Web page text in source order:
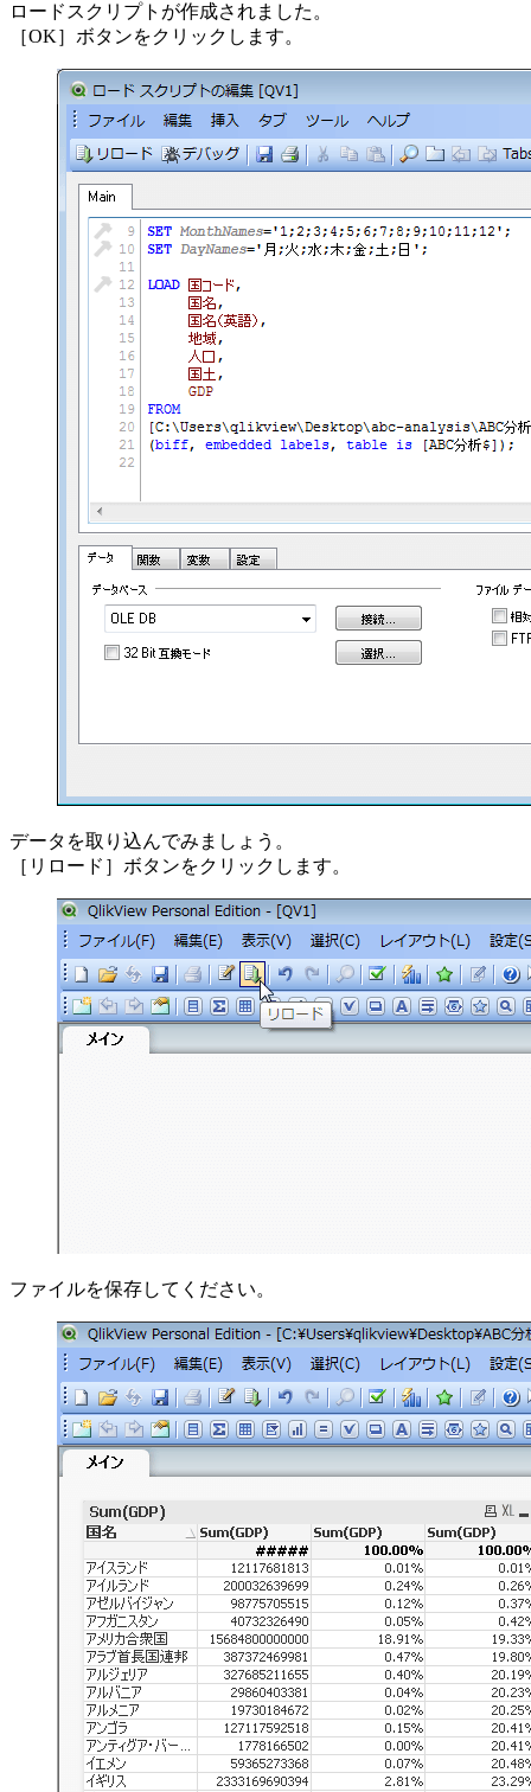
ロードスクリプトが作成されました。
［OK］ボタンをクリックします。
データを取り込んでみましょう。
［リロード］ボタンをクリックします。
ファイルを保存してください。